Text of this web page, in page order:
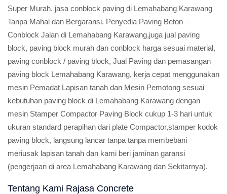
Super Murah. jasa conblock paving di Lemahabang Karawang
Tanpa Mahal dan Bergaransi. Penyedia Paving Beton –
Conblock Jalan di Lemahabang Karawang,juga jual paving
block, paving block murah dan conblock harga sesuai material,
paving conblock / paving block, Jual Paving dan pemasangan
paving block Lemahabang Karawang, kerja cepat menggunakan
mesin Pemadat Lapisan tanah dan Mesin Pemotong sesuai
kebutuhan paving block di Lemahabang Karawang dengan
mesin Stamper Compactor Paving Block cukup 1-3 hari untuk
ukuran standard perapihan dari plate Compactor,stamper kodok
paving block, langsung lancar tanpa tanpa membebani
meriusak lapisan tanah dan kami beri jaminan garansi
(pengerjaan di area Lemahabang Karawang dan Sekitarnya).
Tentang Kami Rajasa Concrete